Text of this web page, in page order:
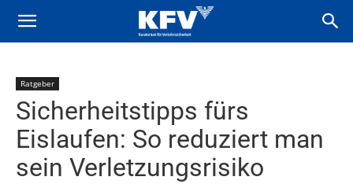
Ratgeber
Sicherheitstipps fürs
Eislaufen: So reduziert man
sein Verletzungsrisiko